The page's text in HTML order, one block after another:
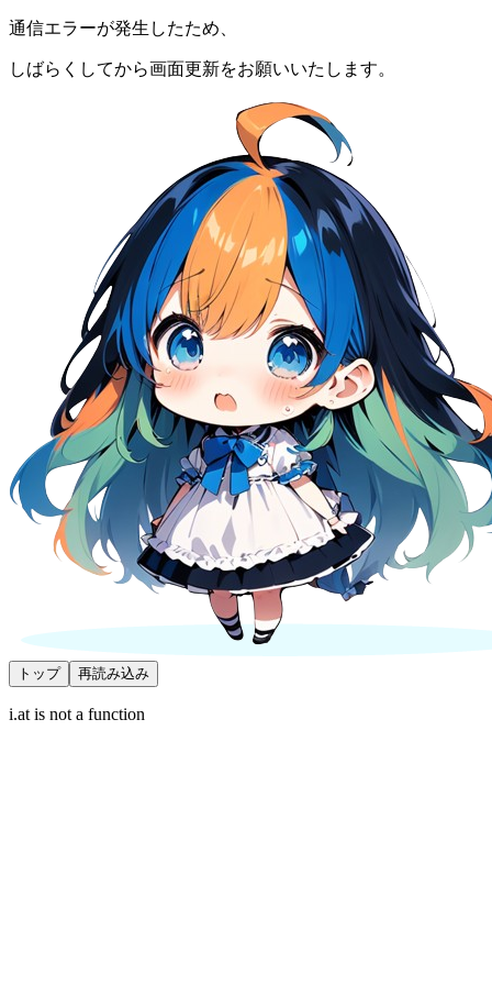
通信エラーが発生したため、
しばらくしてから画面更新をお願いいたします。
トップ 再読み込み
i.at is not a function